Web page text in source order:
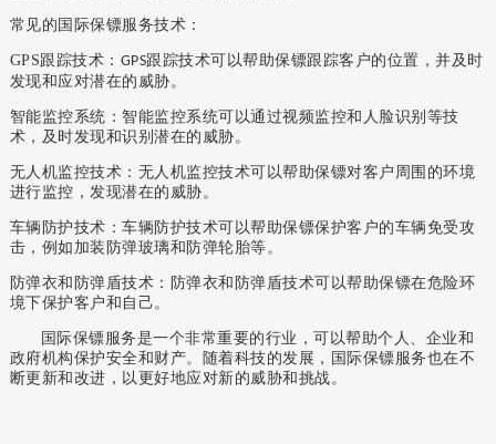
常见的国际保镖服务技术：
GPS跟踪技术： GPS跟踪技术可以帮助保镖跟踪客户的位置，并及时
发现和应对潜在的威胁。
智能监控系统：智能监控系统可以通过视频监控和人脸识别等技
术，及时发现和识别潜在的威胁。
无人机监控技术：无人机监控技术可以帮助保镖对客户周围的环境
进行监控，发现潜在的威胁。
车辆防护技术：车辆防护技术可以帮助保镖保护客户的车辆免受攻
击，例如加装防弹玻璃和防弹轮胎等。
防弹衣和防弹盾技术：防弹衣和防弹盾技术可以帮助保镖在危险环
境下保护客户和自己。
国际保镖服务是一个非常重要的行业，可以帮助个人、企业和
政府机构保护安全和财产。随着科技的发展，国际保镖服务也在不
断更新和改进，以更好地应对新的威胁和挑战。